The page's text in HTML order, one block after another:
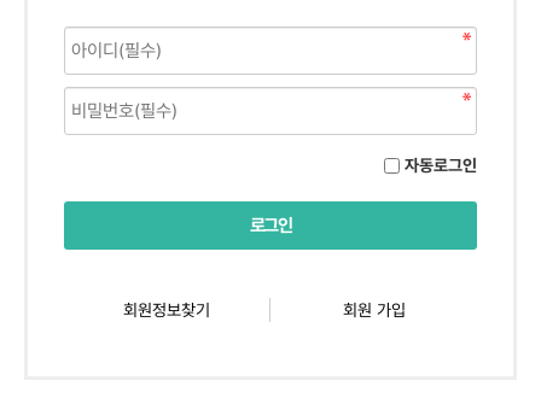
자동로그인
회원정보찾기 회원 가입